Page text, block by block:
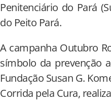
Penitenciário do Pará
do Peito Pará.
A campanha Outubro
símbolo da prevenção
Fundação Susan G.
Corrida pela Cura,